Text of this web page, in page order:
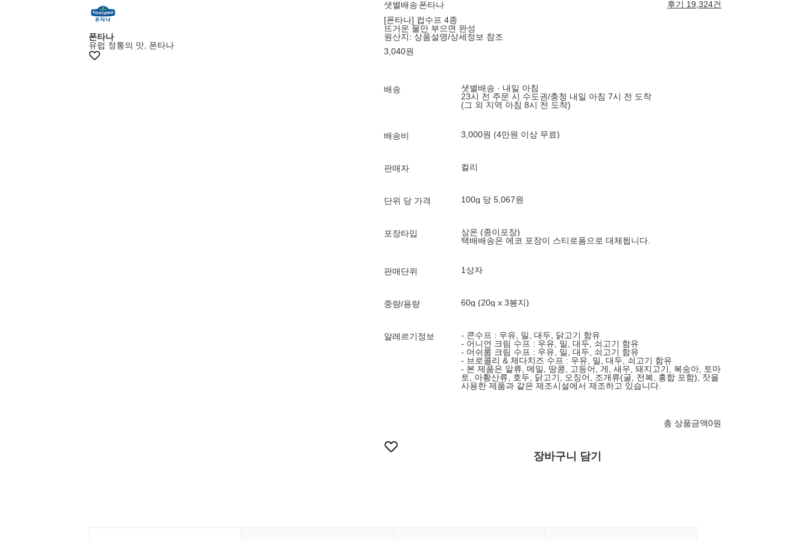
폰타나
유럽 정통의 맛, 폰타나
샛별배송 폰타나
후기 19,324건
[폰타나] 컵수프 4종
뜨거운 물만 부으면 완성
원산지: 상품설명/상세정보 참조
3,040원
배송
샛별배송 · 내일 아침
23시 전 주문 시 수도권/충청 내일 아침 7시 전 도착
(그 외 지역 아침 8시 전 도착)
배송비 3,000원 (4만원 이상 무료)
판매자 컬리
단위 당 가격 100g 당 5,067원
포장타입
상온 (종이포장)
택배배송은 에코 포장이 스티로폼으로 대체됩니다.
판매단위 1상자
중량/용량 60g (20g x 3봉지)
알레르기정보
- 콘수프 : 우유, 밀, 대두, 닭고기 함유
- 어니언 크림 수프 : 우유, 밀, 대두, 쇠고기 함유
- 머쉬룸 크림 수프 : 우유, 밀, 대두, 쇠고기 함유
- 브로콜리 & 체다치즈 수프 : 우유, 밀, 대두, 쇠고기 함유
- 본 제품은 알류, 메밀, 땅콩, 고등어, 게, 새우, 돼지고기, 복숭아, 토마
토, 아황산류, 호두, 닭고기, 오징어, 조개류(굴, 전복, 홍합 포함), 잣을
사용한 제품과 같은 제조시설에서 제조하고 있습니다.
총 상품금액0원
장바구니 담기